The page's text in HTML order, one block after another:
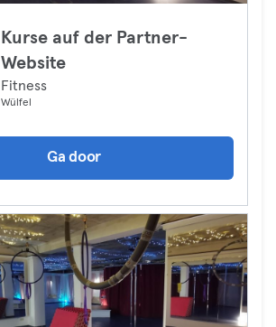
Kurse auf der Partner-
Website
Fitness
Wülfel
Ga door